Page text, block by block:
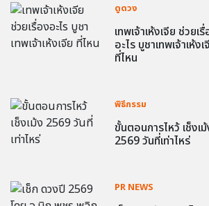
ดูดวง
เทพเจ้าเห้งเจีย ช่วยเ
อะไร บูชาเทพเจ้าเห้งเ
ที่ไหน
พิธีกรรม
ขั้นตอนการไหว้ เช็งเ
2569 วันที่เท่าไหร่
PR NEWS